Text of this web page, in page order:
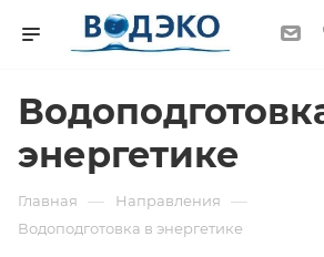
энергетике
Главная — Направления —
Водоподготовка в энергетике